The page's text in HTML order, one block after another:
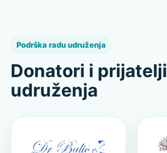
Podrška radu udruženja
Donatori i prijatelji
udruženja